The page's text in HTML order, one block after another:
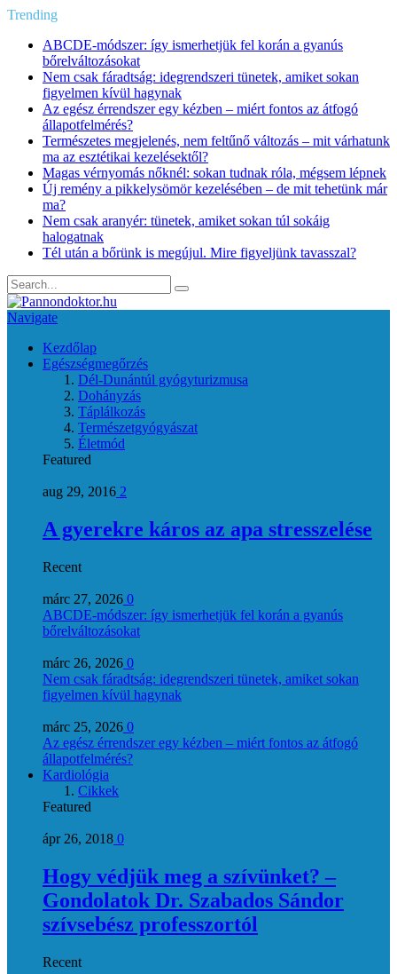
Trending
ABCDE‑módszer: így ismerhetjük fel korán a gyanús
bőrelváltozásokat
Nem csak fáradtság: idegrendszeri tünetek, amiket sokan
figyelmen kívül hagynak
Az egész érrendszer egy kézben – miért fontos az átfogó
állapotfelmérés?
Természetes megjelenés, nem feltűnő változás – mit várhatunk
ma az esztétikai kezelésektől?
Magas vérnyomás nőknél: sokan tudnak róla, mégsem lépnek
Új remény a pikkelysömör kezelésében – de mit tehetünk már
ma?
Nem csak aranyér: tünetek, amiket sokan túl sokáig
halogatnak
Tél után a bőrünk is megújul. Mire figyeljünk tavasszal?
Navigate
Kezdőlap
Egészségmegőrzés
Dél-Dunántúl gyógyturizmusa
Dohányzás
Táplálkozás
Természetgyógyászat
Életmód
Featured
aug 29, 2016 2
A gyerekre káros az apa stresszelése
Recent
márc 27, 2026 0
ABCDE‑módszer: így ismerhetjük fel korán a gyanús
bőrelváltozásokat
márc 26, 2026 0
Nem csak fáradtság: idegrendszeri tünetek, amiket sokan
figyelmen kívül hagynak
márc 25, 2026 0
Az egész érrendszer egy kézben – miért fontos az átfogó
állapotfelmérés?
Kardiológia
Cikkek
Featured
ápr 26, 2018 0
Hogy védjük meg a szívünket? –
Gondolatok Dr. Szabados Sándor
szívsebész professzortól
Recent